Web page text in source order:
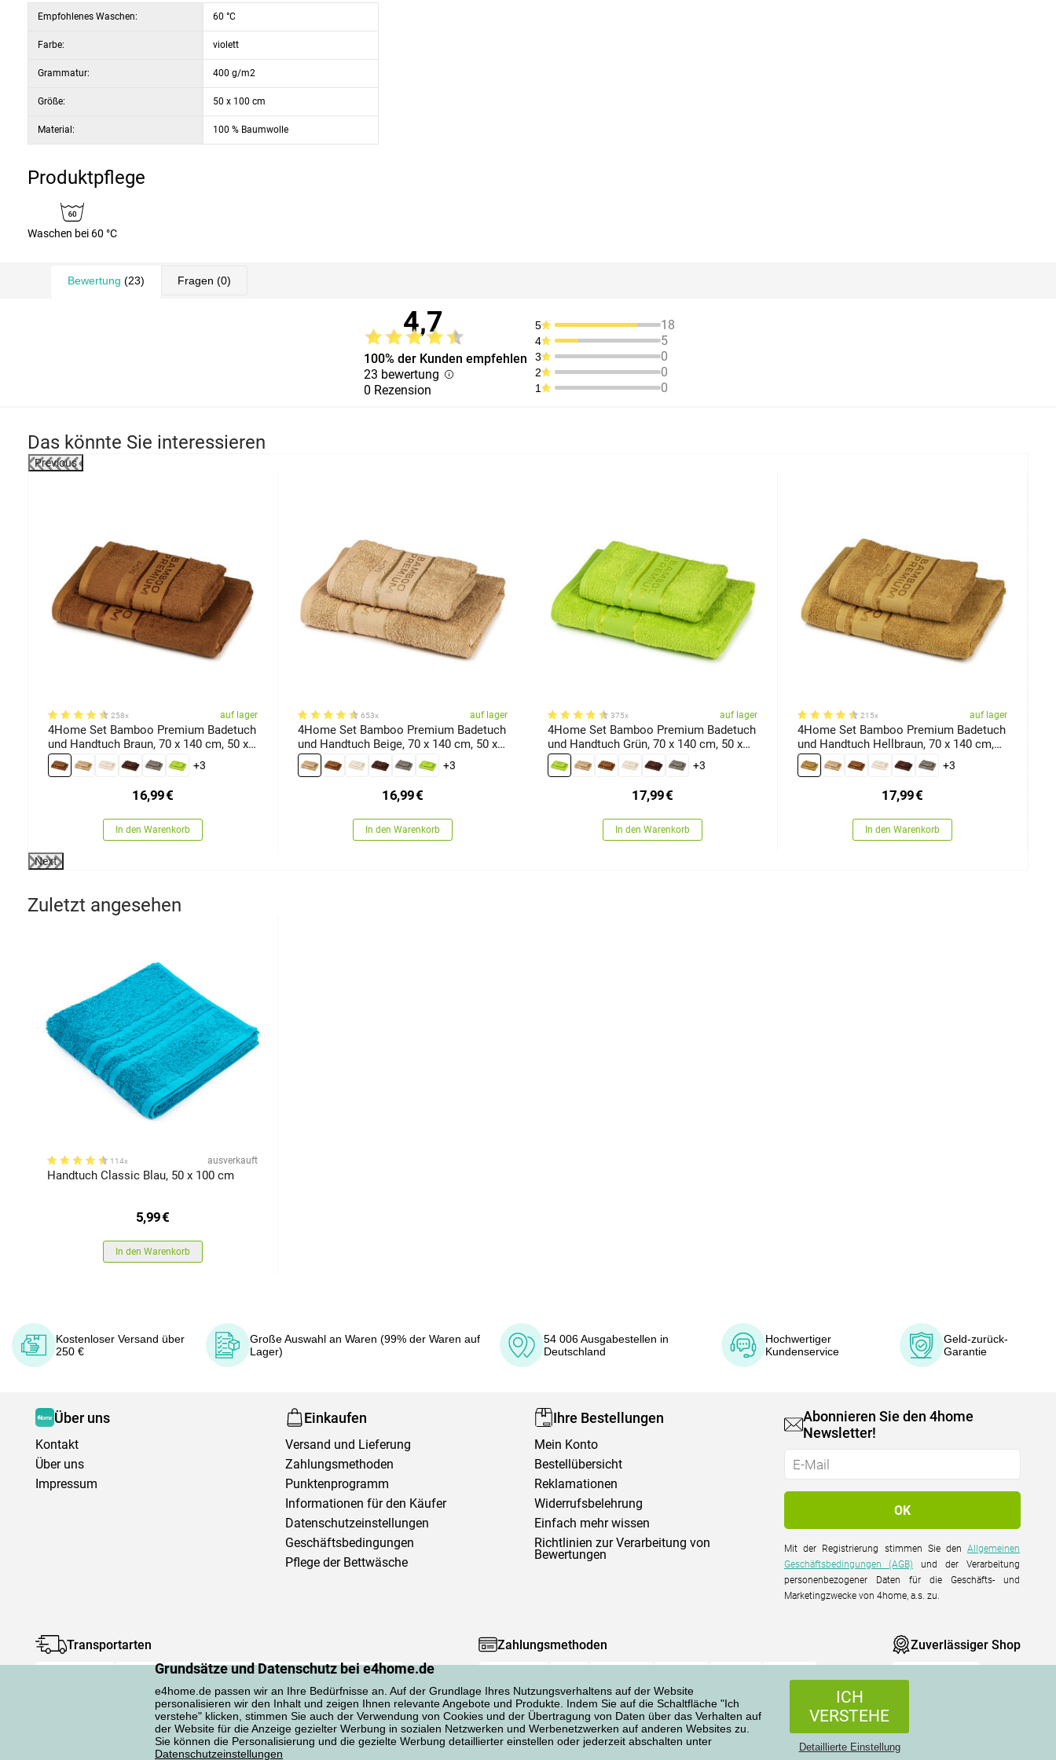
Grundsätze und Datenschutz bei e4home.de
e4home.de passen wir an Ihre Bedürfnisse an. Auf der Grundlage Ihres Nutzungsverhaltens auf der Website
personalisieren wir den Inhalt und zeigen Ihnen relevante Angebote und Produkte. Indem Sie auf die Schaltfläche "Ich
verstehe" klicken, stimmen Sie auch der Verwendung von Cookies und der Übertragung von Daten über das Verhalten auf
der Website für die Anzeige gezielter Werbung in sozialen Netzwerken und Werbenetzwerken auf anderen Websites zu.
Sie können die Personalisierung und die gezielte Werbung detaillierter einstellen oder jederzeit abschalten unter
Datenschutzeinstellungen
ICH
VERSTEHE
Detaillierte Einstellung
Empfohlenes Waschen: 60 °C
Farbe: violett
Grammatur: 400 g/m2
Größe: 50 x 100 cm
Material: 100 % Baumwolle
Produktpflege
Waschen bei 60 °C
Bewertung (23) Fragen (0)
4,7
100% der Kunden empfehlen
23 bewertung
0 Rezension
5 18
4 5
3 0
2 0
1 0
Das könnte Sie interessieren
Previous
258x auf lager
4Home Set Bamboo Premium Badetuch
und Handtuch Braun, 70 x 140 cm, 50 x
100 cm
+3
16,99€
In den Warenkorb
653x auf lager
4Home Set Bamboo Premium Badetuch
und Handtuch Beige, 70 x 140 cm, 50 x
100 cm
+3
16,99€
In den Warenkorb
375x auf lager
4Home Set Bamboo Premium Badetuch
und Handtuch Grün, 70 x 140 cm, 50 x
100 cm
+3
17,99€
In den Warenkorb
215x auf lager
4Home Set Bamboo Premium Badetuch
und Handtuch Hellbraun, 70 x 140 cm,
50 x 100 cm
+3
17,99€
In den Warenkorb
Next
Zuletzt angesehen
114x ausverkauft
Handtuch Classic Blau, 50 x 100 cm
5,99€
In den Warenkorb
Kostenloser Versand über
250 €
Große Auswahl an Waren (99% der Waren auf
Lager)
54 006 Ausgabestellen in
Deutschland
Hochwertiger
Kundenservice
Geld-zurück-
Garantie
Über uns
Kontakt
Über uns
Impressum
Einkaufen
Versand und Lieferung
Zahlungsmethoden
Punktenprogramm
Informationen für den Käufer
Datenschutzeinstellungen
Geschäftsbedingungen
Pflege der Bettwäsche
Ihre Bestellungen
Mein Konto
Bestellübersicht
Reklamationen
Widerrufsbelehrung
Einfach mehr wissen
Richtlinien zur Verarbeitung von
Bewertungen
Abonnieren Sie den 4home
Newsletter!
Mit der Registrierung stimmen Sie denAllgemeinen
Geschäftsbedingungen (AGB) und der Verarbeitung
personenbezogener Daten für die Geschäfts- und
Marketingzwecke von 4home, a.s. zu.
Transportarten Zahlungsmethoden Zuverlässiger Shop
Datenschutzerklärung Alle Rechte vorbehalten © 2004-2026 4home, a.s.